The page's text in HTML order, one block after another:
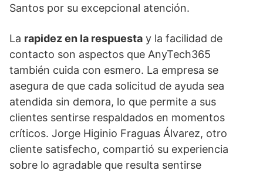
Santos por su excepcional atención.
La rapidez en la respuesta y la facilidad de
contacto son aspectos que AnyTech365
también cuida con esmero. La empresa se
asegura de que cada solicitud de ayuda sea
atendida sin demora, lo que permite a sus
clientes sentirse respaldados en momentos
críticos. Jorge Higinio Fraguas Álvarez, otro
cliente satisfecho, compartió su experiencia
sobre lo agradable que resulta sentirse